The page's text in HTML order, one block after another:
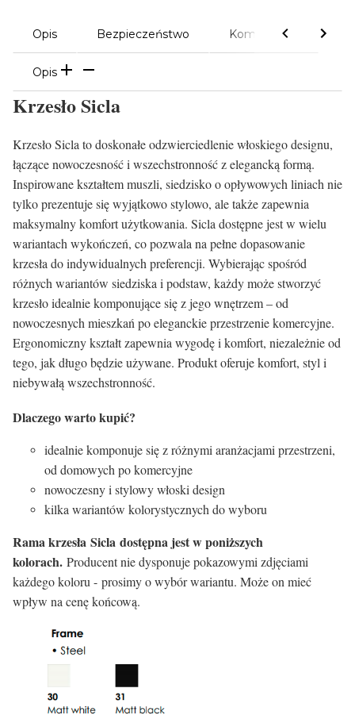
Opis Bezpieczeństwo Komentarze
Opis
Krzesło Sicla
Krzesło Sicla to doskonałe odzwierciedlenie włoskiego designu,
łączące nowoczesność i wszechstronność z elegancką formą.
Inspirowane kształtem muszli, siedzisko o opływowych liniach nie
tylko prezentuje się wyjątkowo stylowo, ale także zapewnia
maksymalny komfort użytkowania. Sicla dostępne jest w wielu
wariantach wykończeń, co pozwala na pełne dopasowanie
krzesła do indywidualnych preferencji. Wybierając spośród
różnych wariantów siedziska i podstaw, każdy może stworzyć
krzesło idealnie komponujące się z jego wnętrzem – od
nowoczesnych mieszkań po eleganckie przestrzenie komercyjne.
Ergonomiczny kształt zapewnia wygodę i komfort, niezależnie od
tego, jak długo będzie używane. Produkt oferuje komfort, styl i
niebywałą wszechstronność.
Dlaczego warto kupić?
idealnie komponuje się z różnymi aranżacjami przestrzeni,
od domowych po komercyjne
nowoczesny i stylowy włoski design
kilka wariantów kolorystycznych do wyboru
Rama krzesła Sicla dostępna jest w poniższych
kolorach. Producent nie dysponuje pokazowymi zdjęciami
każdego koloru - prosimy o wybór wariantu. Może on mieć
wpływ na cenę końcową.